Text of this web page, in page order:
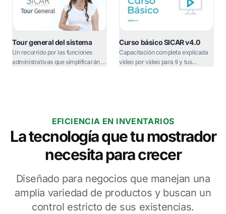
Tour general del sistema
Un recorrido por las funciones
administrativas que simplificarán la
Curso básico SICAR v4.0
Capacitación completa explicada
video por video para ti y tus
EFICIENCIA EN INVENTARIOS
La tecnología que tu mostrador
necesita para crecer
Diseñado para negocios que manejan una
amplia variedad de productos y buscan un
control estricto de sus existencias.